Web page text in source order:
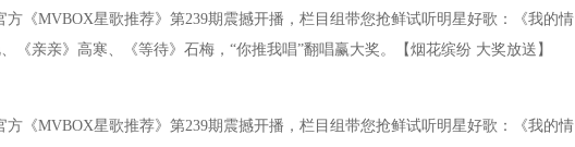
方《MVBOX星歌推荐》第239期震撼开播，栏目组带您抢鲜试听明星好歌：《我的情
《亲亲》高寒、《等待》石梅，“你推我唱”翻唱赢大奖。【烟花缤纷 大奖放送】
方《MVBOX星歌推荐》第239期震撼开播，栏目组带您抢鲜试听明星好歌：《我的情